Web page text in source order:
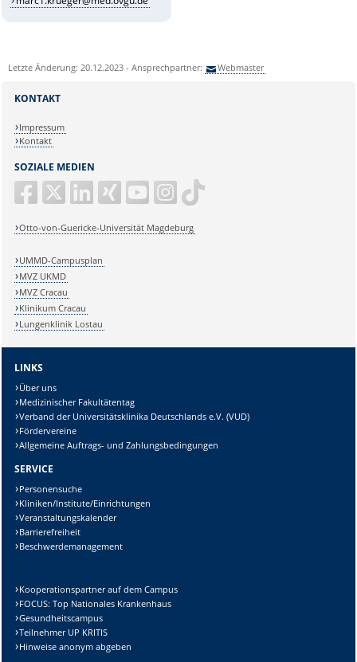
Letzte Änderung: 20.12.2023 - Ansprechpartner: Webmaster
SOZIALE MEDIEN
Otto-von-Guericke-Universität Magdeburg
KONTAKT
Impressum
Kontakt
UMMD-Campusplan
MVZ UKMD
MVZ Cracau
Klinikum Cracau
Lungenklinik Lostau
LINKS
Über uns
Medizinischer Fakultätentag
Verband der Universitätsklinika Deutschlands e.V. (VUD)
Fördervereine
Allgemeine Auftrags- und Zahlungsbedingungen
SERVICE
Personensuche
Kliniken/Institute/Einrichtungen
Veranstaltungskalender
Barrierefreiheit
Beschwerdemanagement
Kooperationspartner auf dem Campus
FOCUS: Top Nationales Krankenhaus
Gesundheitscampus
Teilnehmer UP KRITIS
Hinweise anonym abgeben